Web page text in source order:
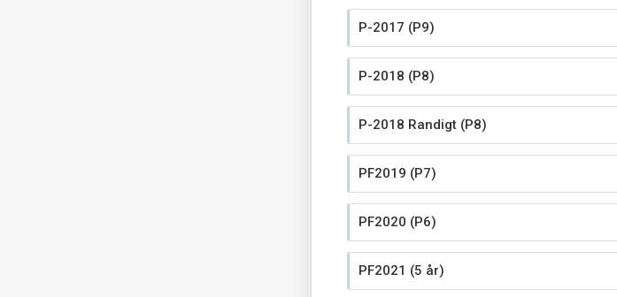
P-2017 (P9)
P-2018 (P8)
P-2018 Randigt (P8)
PF2019 (P7)
PF2020 (P6)
PF2021 (5 år)